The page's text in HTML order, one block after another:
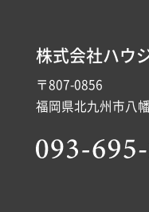
株式会社ハウ
〒807-0856
福岡県北九州市八